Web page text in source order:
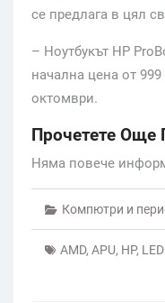
се предлага в цял
– Ноутбукът HP
начална цена от
октомври.
Прочетете Още
Няма повече
Компютри и
AMD, APU, HP, LED